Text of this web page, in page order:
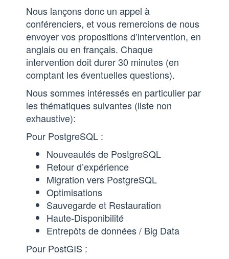
Nous lançons donc un appel à
conférenciers, et vous remercions de nous
envoyer vos propositions d’intervention, en
anglais ou en français. Chaque
intervention doit durer 30 minutes (en
comptant les éventuelles questions).
Nous sommes intéressés en particulier par
les thématiques suivantes (liste non
exhaustive):
Pour PostgreSQL :
Nouveautés de PostgreSQL
Retour d’expérience
Migration vers PostgreSQL
Optimisations
Sauvegarde et Restauration
Haute-Disponibilité
Entrepôts de données / Big Data
Pour PostGIS :